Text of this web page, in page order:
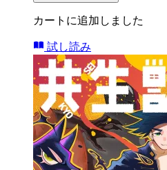
カートに追加しました
試し読み